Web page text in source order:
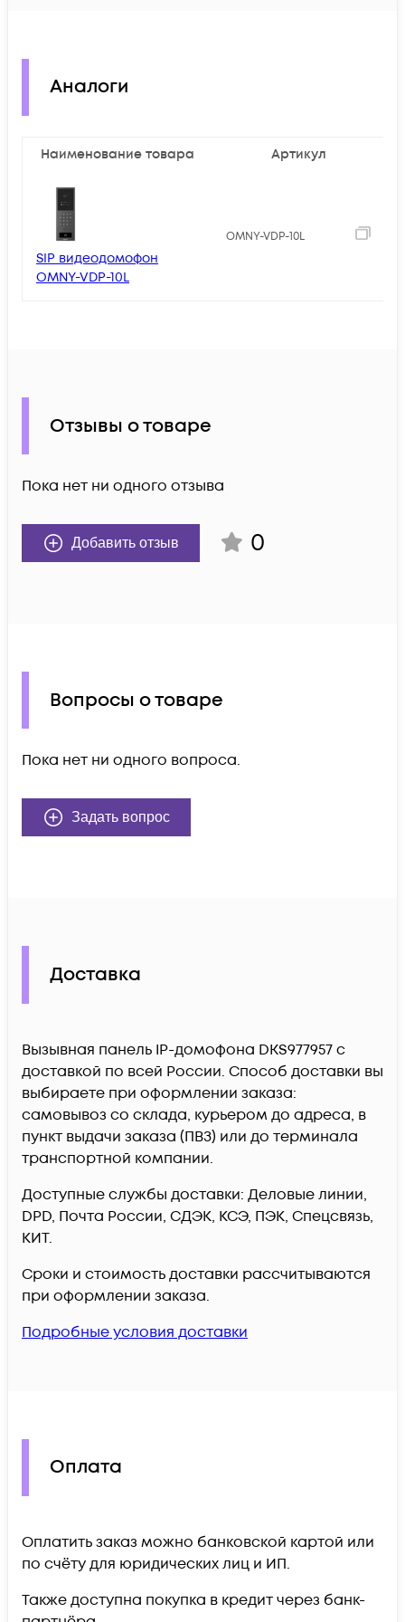
Аналоги
Наименование товара Артикул
SIP видеодомофон
OMNY-VDP-10L
OMNY-VDP-10L
Отзывы о товаре
Пока нет ни одного отзыва
Добавить отзыв 0
Вопросы о товаре
Пока нет ни одного вопроса.
Задать вопрос
Доставка
Вызывная панель IP-домофона DKS977957 c
доставкой по всей России. Способ доставки вы
выбираете при оформлении заказа:
самовывоз со склада, курьером до адреса, в
пункт выдачи заказа (ПВЗ) или до терминала
транспортной компании.
Доступные службы доставки: Деловые линии,
DPD, Почта России, СДЭК, КСЭ, ПЭК, Спецсвязь,
КИТ.
Сроки и стоимость доставки рассчитываются
при оформлении заказа.
Подробные условия доставки
Оплата
Оплатить заказ можно банковской картой или
по счёту для юридических лиц и ИП.
Также доступна покупка в кредит через банк-